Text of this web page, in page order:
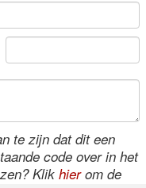
te zijn dat dit een
code over in het
Klik hierom de